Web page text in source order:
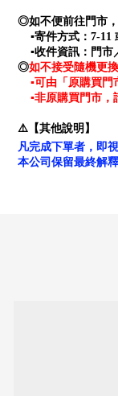
◎如不便前往門市
▪寄件方式：7-11
▪收件資訊：門市
◎如不接受隨機更換
▪可由「原購買門
▪非原購買門市，
⚠️【其他說明】
凡完成下單者，即
本公司保留最終解